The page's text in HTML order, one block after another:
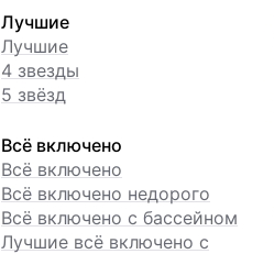
Лучшие
Лучшие
4 звезды
5 звёзд
Всё включено
Всё включено
Всё включено недорого
Всё включено с бассейном
Лучшие всё включено с